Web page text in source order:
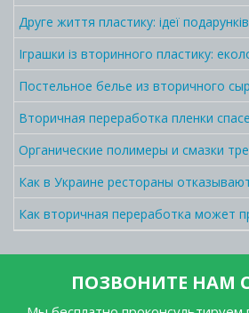
Друге життя пластику: ідеї
Іграшки із вторинного пластику:
Постельное белье из вторичного
Вторичная переработка пленки
Органические полимеры и смазки
Как в Украине рестораны
Как вторичная переработка может
ПОЗВОНИТЕ НАМ